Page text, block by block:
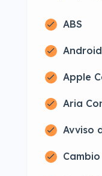
ABS
Apple
Aria
Avviso